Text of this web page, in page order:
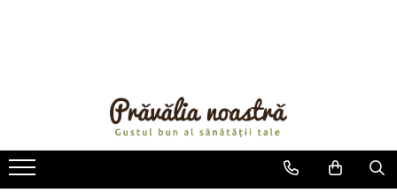
ULEIURI ȘI UNTURI
MĂSLINE